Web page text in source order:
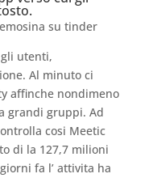
su tinder
utenti,
Al minuto ci
affinche nondimeno
grandi gruppi. Ad
cosi Meetic
di la 127,7 milioni
fa l’ attivita ha